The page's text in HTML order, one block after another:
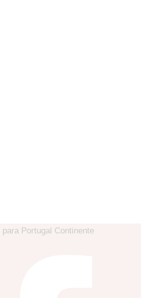
para Portugal Continente